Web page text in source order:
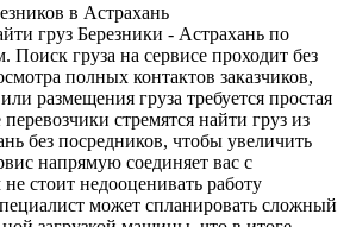
в Астрахань
груз Березники - Астрахань по
Поиск груза на сервисе проходит без
полных контактов заказчиков,
размещения груза требуется простая
стремятся найти груз из
без посредников, чтобы увеличить
напрямую соединяет вас с
стоит недооценивать работу
может спланировать сложный